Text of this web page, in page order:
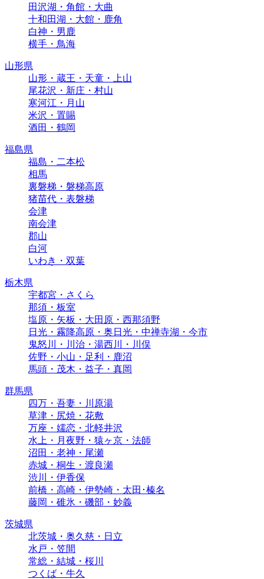
田沢湖・角館・大曲
十和田湖・大館・鹿角
白神・男鹿
横手・鳥海
山形県
山形・蔵王・天童・上山
尾花沢・新庄・村山
寒河江・月山
米沢・置賜
酒田・鶴岡
福島県
福島・二本松
相馬
裏磐梯・磐梯高原
猪苗代・表磐梯
会津
南会津
郡山
白河
いわき・双葉
栃木県
宇都宮・さくら
那須・板室
塩原・矢板・大田原・西那須野
日光・霧降高原・奥日光・中禅寺湖・今市
鬼怒川・川治・湯西川・川俣
佐野・小山・足利・鹿沼
馬頭・茂木・益子・真岡
群馬県
四万・吾妻・川原湯
草津・尻焼・花敷
万座・嬬恋・北軽井沢
水上・月夜野・猿ヶ京・法師
沼田・老神・尾瀬
赤城・桐生・渡良瀬
渋川・伊香保
前橋・高崎・伊勢崎・太田･榛名
藤岡・碓氷・磯部・妙義
茨城県
北茨城・奥久慈・日立
水戸・笠間
常総・結城・桜川
つくば・牛久